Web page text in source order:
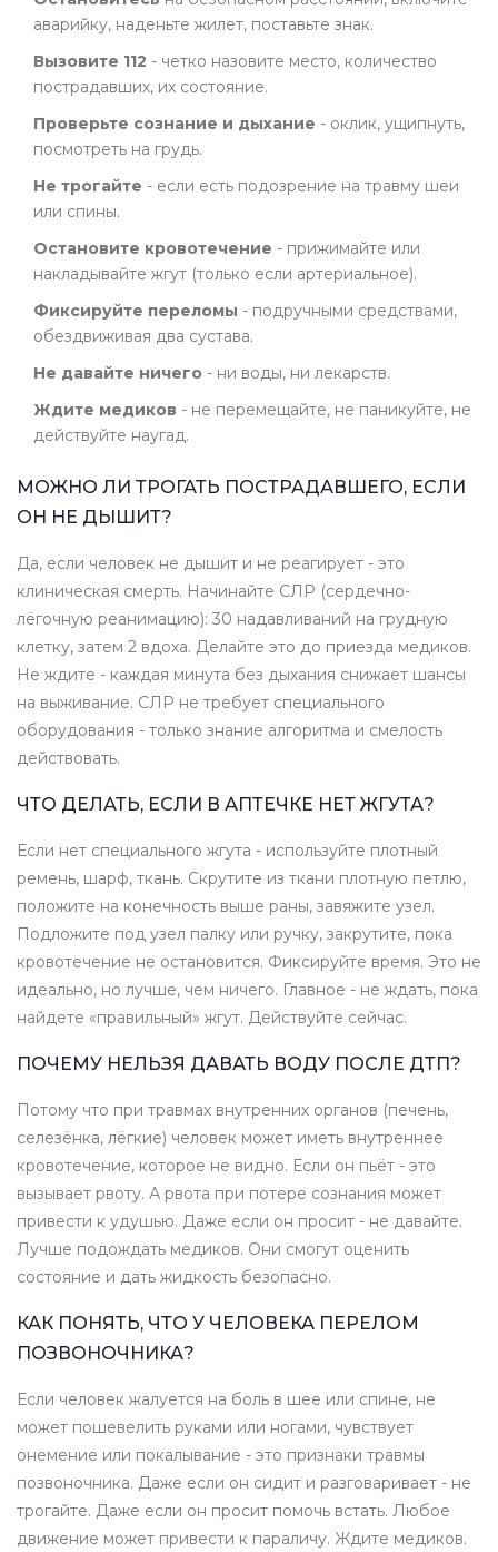
аварийку, наденьте жилет, поставьте знак.
Вызовите 112 - четко назовите место, количество
пострадавших, их состояние.
Проверьте сознание и дыхание - оклик, ущипнуть,
посмотреть на грудь.
Не трогайте - если есть подозрение на травму шеи
или спины.
Остановите кровотечение - прижимайте или
накладывайте жгут (только если артериальное).
Фиксируйте переломы - подручными средствами,
обездвиживая два сустава.
Не давайте ничего - ни воды, ни лекарств.
Ждите медиков - не перемещайте, не паникуйте, не
действуйте наугад.
МОЖНО ЛИ ТРОГАТЬ ПОСТРАДАВШЕГО, ЕСЛИ
ОН НЕ ДЫШИТ?
Да, если человек не дышит и не реагирует - это
клиническая смерть. Начинайте СЛР (сердечно-
лёгочную реанимацию): 30 надавливаний на грудную
клетку, затем 2 вдоха. Делайте это до приезда медиков.
Не ждите - каждая минута без дыхания снижает шансы
на выживание. СЛР не требует специального
оборудования - только знание алгоритма и смелость
действовать.
ЧТО ДЕЛАТЬ, ЕСЛИ В АПТЕЧКЕ НЕТ ЖГУТА?
Если нет специального жгута - используйте плотный
ремень, шарф, ткань. Скрутите из ткани плотную петлю,
положите на конечность выше раны, завяжите узел.
Подложите под узел палку или ручку, закрутите, пока
кровотечение не остановится. Фиксируйте время. Это не
идеально, но лучше, чем ничего. Главное - не ждать, пока
найдете «правильный» жгут. Действуйте сейчас.
ПОЧЕМУ НЕЛЬЗЯ ДАВАТЬ ВОДУ ПОСЛЕ ДТП?
Потому что при травмах внутренних органов (печень,
селезёнка, лёгкие) человек может иметь внутреннее
кровотечение, которое не видно. Если он пьёт - это
вызывает рвоту. А рвота при потере сознания может
привести к удушью. Даже если он просит - не давайте.
Лучше подождать медиков. Они смогут оценить
состояние и дать жидкость безопасно.
КАК ПОНЯТЬ, ЧТО У ЧЕЛОВЕКА ПЕРЕЛОМ
ПОЗВОНОЧНИКА?
Если человек жалуется на боль в шее или спине, не
может пошевелить руками или ногами, чувствует
онемение или покалывание - это признаки травмы
позвоночника. Даже если он сидит и разговаривает - не
трогайте. Даже если он просит помочь встать. Любое
движение может привести к параличу. Ждите медиков.